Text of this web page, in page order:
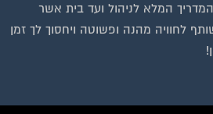
המלא לניהול ועד בית אשר
לחוויה מהנה ופשוטה ויחסוך לך זמן